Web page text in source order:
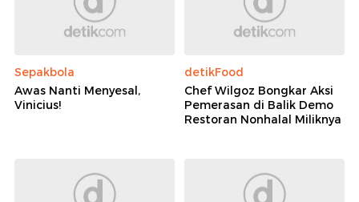
Sepakbola
Awas Nanti Menyesal,
Vinicius!
detikFood
Chef Wilgoz Bongkar Aksi
Pemerasan di Balik Demo
Restoran Nonhalal Miliknya